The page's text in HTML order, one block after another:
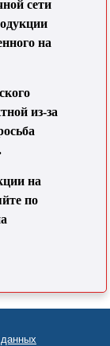
сети
на
из-за
на
по